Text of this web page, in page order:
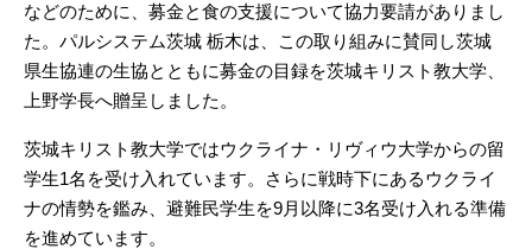
などのために、募金と食の支援について協力要請がありまし
た。パルシステム茨城 栃木は、この取り組みに賛同し茨城
県生協連の生協とともに募金の目録を茨城キリスト教大学、
上野学長へ贈呈しました。
茨城キリスト教大学ではウクライナ・リヴィウ大学からの留
学生1名を受け入れています。さらに戦時下にあるウクライ
ナの情勢を鑑み、避難民学生を9月以降に3名受け入れる準備
を進めています。